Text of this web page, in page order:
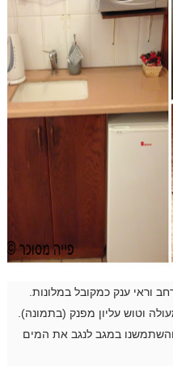
וראי ענק כמקובל במלונות.
וטוש עליון מפנק (בתמונה).
במגב לנגב את המים